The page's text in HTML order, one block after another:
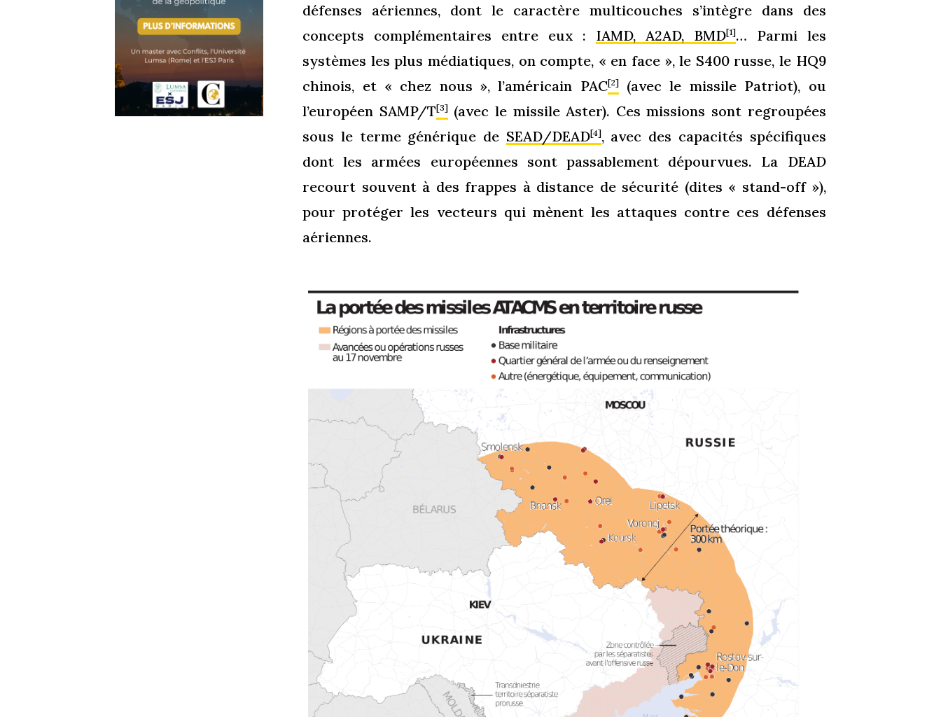
défenses aériennes, dont le caractère multicouches s’intègre dans des
concepts complémentaires entre eux : IAMD, A2AD, BMD[1]… Parmi les
systèmes les plus médiatiques, on compte, « en face », le S400 russe, le HQ9
chinois, et « chez nous », l’américain PAC[2](avec le missile Patriot), ou
l’européen SAMP/T[3](avec le missile Aster). Ces missions sont regroupées
sous le terme générique de SEAD/DEAD[4], avec des capacités spécifiques
dont les armées européennes sont passablement dépourvues. La DEAD
recourt souvent à des frappes à distance de sécurité (dites « stand-off »),
pour protéger les vecteurs qui mènent les attaques contre ces défenses
aériennes.